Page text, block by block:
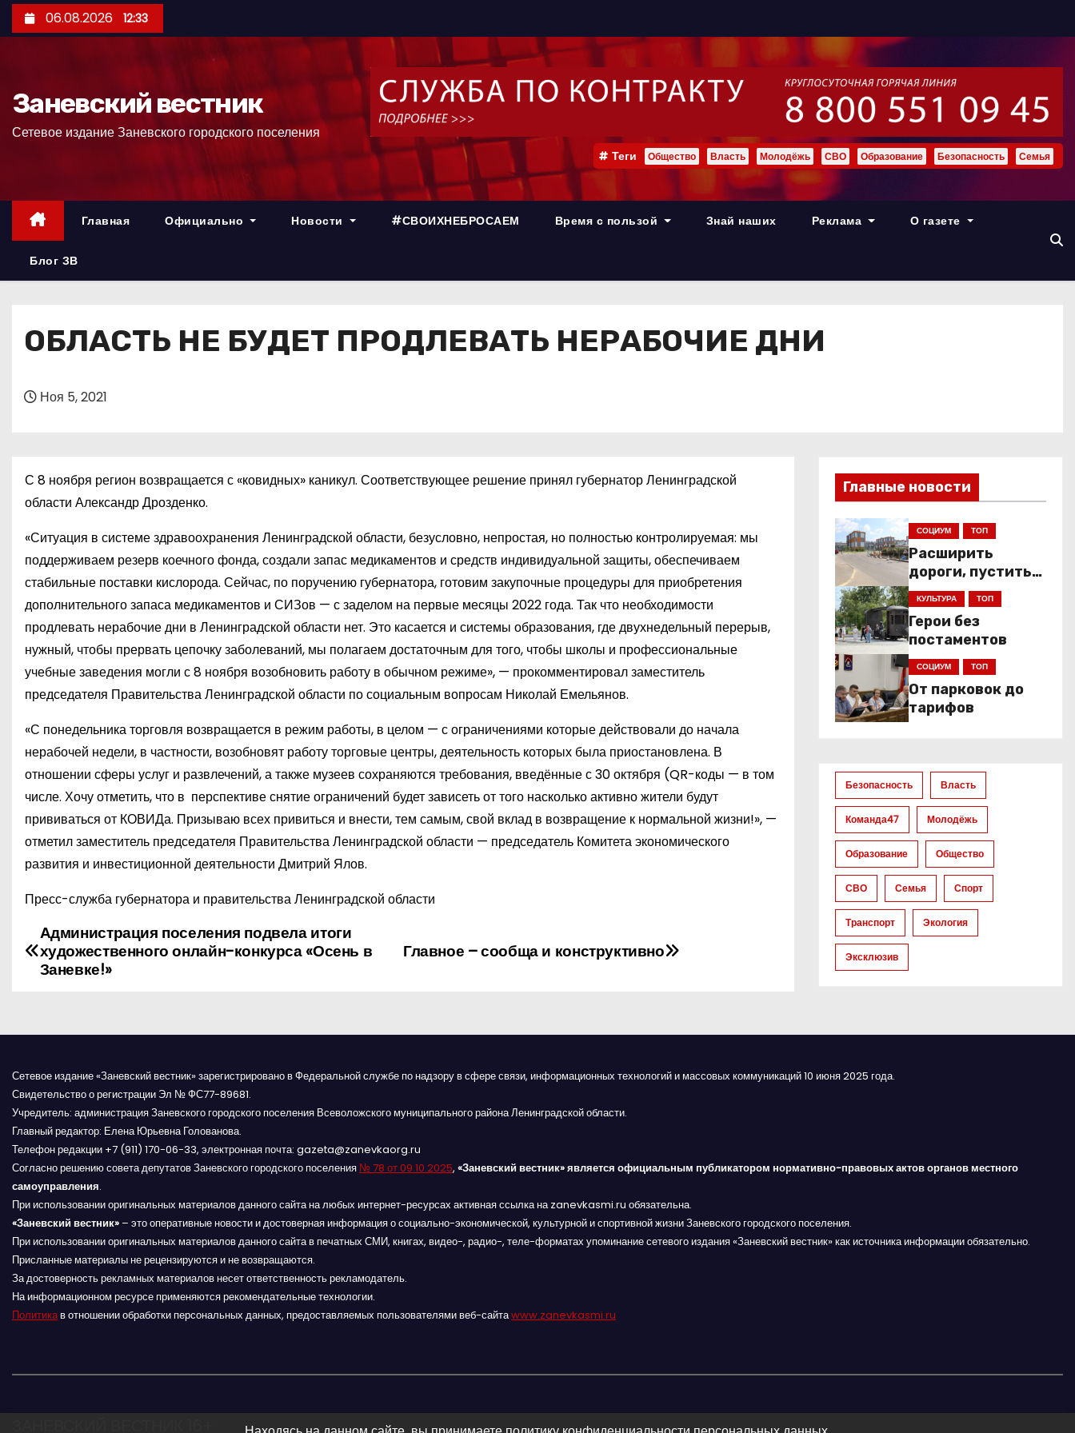
е
р
06.08.2026 12:33
Заневский вестник
Сетевое издание Заневского городского поселения
Теги Общество Власть Молодёжь СВО Образование Безопасность Семья
Главная Официально Новости #СВОИХНЕБРОСАЕМ Время с пользой Знай наших Реклама О газете
Блог ЗВ
ОБЛАСТЬ НЕ БУДЕТ ПРОДЛЕВАТЬ НЕРАБОЧИЕ ДНИ
Ноя 5, 2021
С 8 ноября регион возвращается с «ковидных» каникул. Соответствующее решение принял губернатор Ленинградской
области Александр Дрозденко.
«Ситуация в системе здравоохранения Ленинградской области, безусловно, непростая, но полностью контролируемая: мы
поддерживаем резерв коечного фонда, создали запас медикаментов и средств индивидуальной защиты, обеспечиваем
стабильные поставки кислорода. Сейчас, по поручению губернатора, готовим закупочные процедуры для приобретения
дополнительного запаса медикаментов и СИЗов — с заделом на первые месяцы 2022 года. Так что необходимости
продлевать нерабочие дни в Ленинградской области нет. Это касается и системы образования, где двухнедельный перерыв,
нужный, чтобы прервать цепочку заболеваний, мы полагаем достаточным для того, чтобы школы и профессиональные
учебные заведения могли с 8 ноября возобновить работу в обычном режиме», — прокомментировал заместитель
председателя Правительства Ленинградской области по социальным вопросам Николай Емельянов.
«С понедельника торговля возвращается в режим работы, в целом — с ограничениями которые действовали до начала
нерабочей недели, в частности, возобновят работу торговые центры, деятельность которых была приостановлена. В
отношении сферы услуг и развлечений, а также музеев сохраняются требования, введённые с 30 октября (QR-коды — в том
числе. Хочу отметить, что в перспективе снятие ограничений будет зависеть от того насколько активно жители будут
прививаться от КОВИДа. Призываю всех привиться и внести, тем самым, свой вклад в возвращение к нормальной жизни!», —
отметил заместитель председателя Правительства Ленинградской области — председатель Комитета экономического
развития и инвестиционной деятельности Дмитрий Ялов.
Пресс-служба губернатора и правительства Ленинградской области
Н
и
г
а
ц
и
я
п
о
з
п
и
Главное – сообща и конструктивно
Администрация поселения подвела итоги
художественного онлайн-конкурса «Осень в
Заневке!»
Главные новости
СОЦИУМ ТОП
Расширить
дороги, пустить
низкопольники
КУЛЬТУРА ТОП
Герои без
постаментов
СОЦИУМ ТОП
От парковок до
тарифов
Безопасность Власть
Команда47 Молодёжь
Образование Общество
СВО Семья Спорт
Транспорт Экология
Эксклюзив
Сетевое издание «Заневский вестник» зарегистрировано в Федеральной службе по надзору в сфере связи, информационных технологий и массовых коммуникаций 10 июня 2025 года.
Свидетельство о регистрации Эл № ФС77-89681.
Учредитель: администрация Заневского городского поселения Всеволожского муниципального района Ленинградской области.
Главный редактор: Елена Юрьевна Голованова.
Телефон редакции +7 (911) 170-06-33, электронная почта: gazeta@zanevkaorg.ru
Согласно решению совета депутатов Заневского городского поселения № 78 от 09.10.2025, «Заневский вестник» является официальным публикатором нормативно-правовых актов органов местного
самоуправления.
При использовании оригинальных материалов данного сайта на любых интернет-ресурсах активная ссылка на zanevkasmi.ru обязательна.
«Заневский вестник» – это оперативные новости и достоверная информация о социально-экономической, культурной и спортивной жизни Заневского городского поселения.
При использовании оригинальных материалов данного сайта в печатных СМИ, книгах, видео-, радио-, теле-форматах упоминание сетевого издания «Заневский вестник» как источника информации обязательно.
Присланные материалы не рецензируются и не возвращаются.
За достоверность рекламных материалов несет ответственность рекламодатель.
На информационном ресурсе применяются рекомендательные технологии.
Политикав отношении обработки персональных данных, предоставляемых пользователями веб-сайтаwww.zanevkasmi.ru